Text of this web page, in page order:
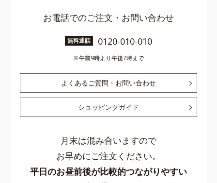
お電話でのご注文・お問い合わせ
無料通話 0120-010-010
午前9時より午後7時まで
よくあるご質問・お問い合わせ
ショッピングガイド
月末は混み合いますので
お早めにご注文ください。
平日のお昼前後が比較的つながりやすい